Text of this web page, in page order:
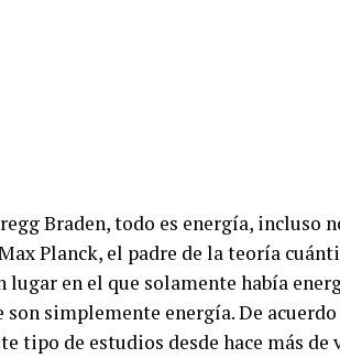
Braden, todo es energía, incluso
Planck, el padre de la teoría
en el que solamente había
simplemente energía. De
tipo de estudios desde hace más de